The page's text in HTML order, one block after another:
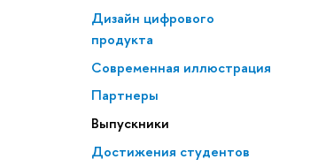
Дизайн цифрового
продукта
Современная иллюстрация
Партнеры
Выпускники
Достижения студентов